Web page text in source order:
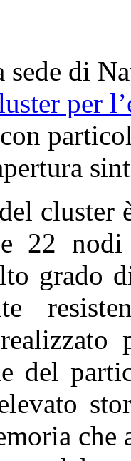
sede di
per
22
grado
del